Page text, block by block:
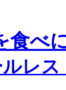
食べ
レ